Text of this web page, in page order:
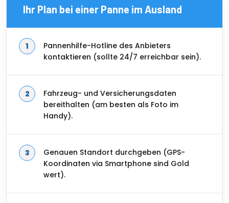
Ihr Plan bei einer Panne im Ausland
Pannenhilfe-Hotline des Anbieters
kontaktieren (sollte 24/7 erreichbar sein).
Fahrzeug- und Versicherungsdaten
bereithalten (am besten als Foto im
Handy).
Genauen Standort durchgeben (GPS-
Koordinaten via Smartphone sind Gold
wert).